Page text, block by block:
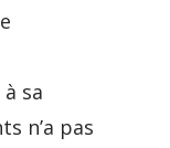
sa
n’a pas